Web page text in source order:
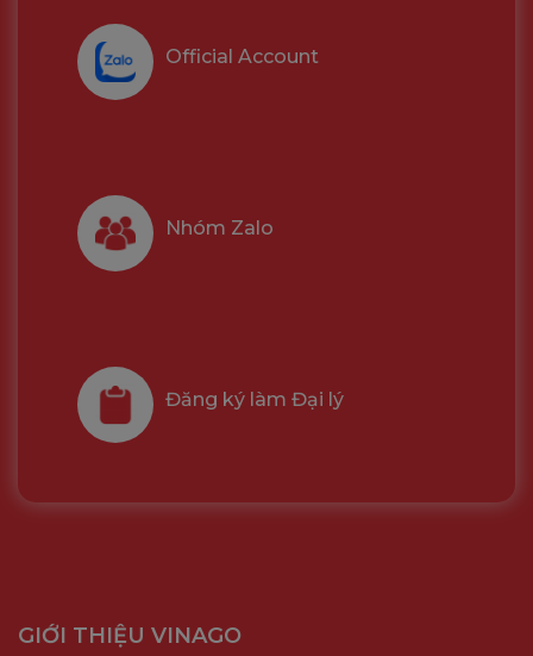
Official Account
Nhóm Zalo
Đăng ký làm Đại lý
GIỚI THIỆU VINAGO